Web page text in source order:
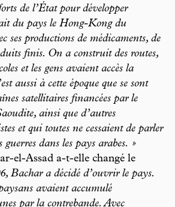
de l’État pour développer
du pays le Hong-Kong du
ses productions de médicaments, de
finis. On a construit des routes,
et les gens avaient accès la
aussi à cette époque que se sont
satellitaires financées par le
ainsi que d’autres
et qui toutes ne cessaient de parler
guerres dans les pays arabes. »
el-Assad a-t-elle changé le
Bachar a décidé d’ouvrir le pays.
avaient accumulé
par la contrebande. Avec